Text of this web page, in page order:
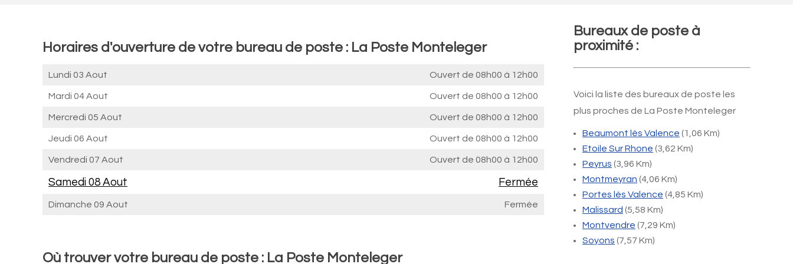
Horaires d'ouverture de votre bureau de poste : La Poste Monteleger
Lundi 03 Aout Ouvert de 08h00 à 12h00
Mardi 04 Aout Ouvert de 08h00 à 12h00
Mercredi 05 Aout Ouvert de 08h00 à 12h00
Jeudi 06 Aout Ouvert de 08h00 à 12h00
Vendredi 07 Aout Ouvert de 08h00 à 12h00
Samedi 08 Aout Fermée
Dimanche 09 Aout Fermée
Où trouver votre bureau de poste : La Poste Monteleger
Bureaux de poste à
proximité :
Voici la liste des bureaux de poste les
plus proches de La Poste Monteleger
Beaumont lès Valence (1,06 Km)
Etoile Sur Rhone (3,62 Km)
Peyrus (3,96 Km)
Montmeyran (4,06 Km)
Portes lès Valence (4,85 Km)
Malissard (5,58 Km)
Montvendre (7,29 Km)
Soyons (7,57 Km)